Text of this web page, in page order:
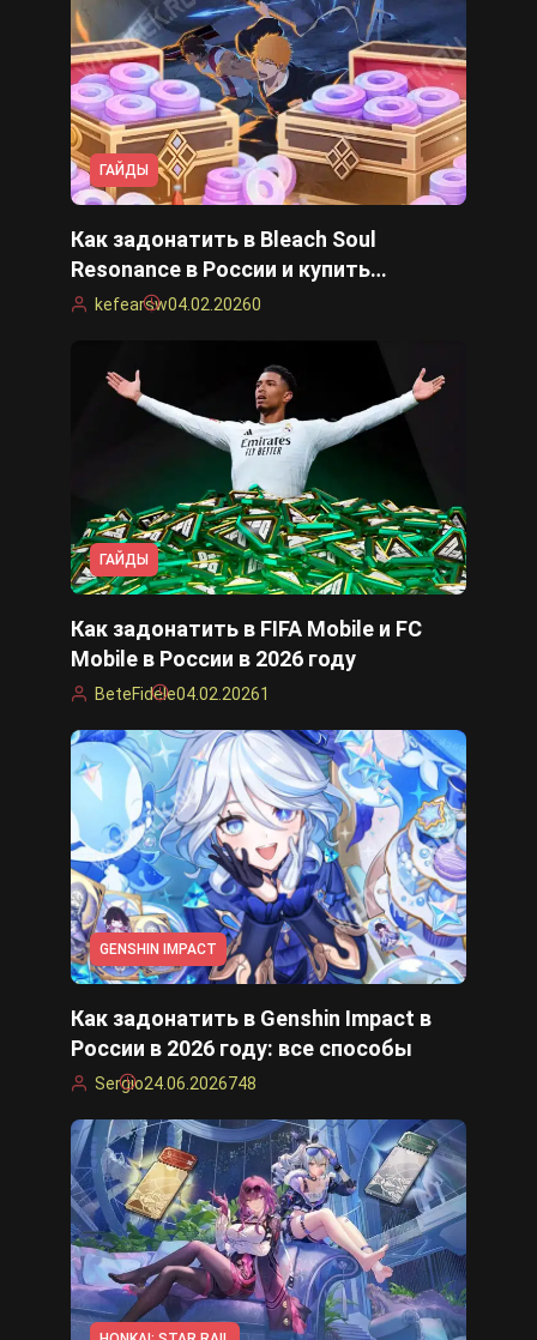
ГАЙДЫ
Как задонатить в Bleach Soul
Resonance в России и купить
нефриты
kefearsw04.02.20260
ГАЙДЫ
Как задонатить в FIFA Mobile и FC
Mobile в России в 2026 году
BeteFidele04.02.20261
GENSHIN IMPACT
Как задонатить в Genshin Impact в
России в 2026 году: все способы
Sergio24.06.2026748